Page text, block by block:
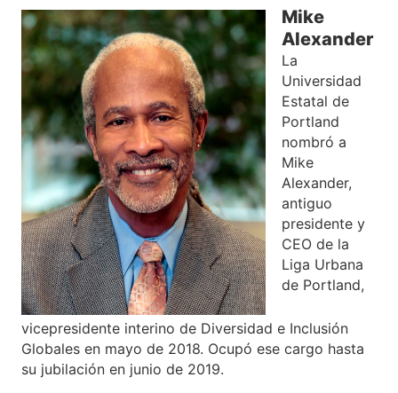
Mike
Alexander
La
Universidad
Estatal de
Portland
nombró a
Mike
Alexander,
antiguo
presidente y
CEO de la
Liga Urbana
de Portland,
vicepresidente interino de Diversidad e Inclusión
Globales en mayo de 2018. Ocupó ese cargo hasta
su jubilación en junio de 2019.